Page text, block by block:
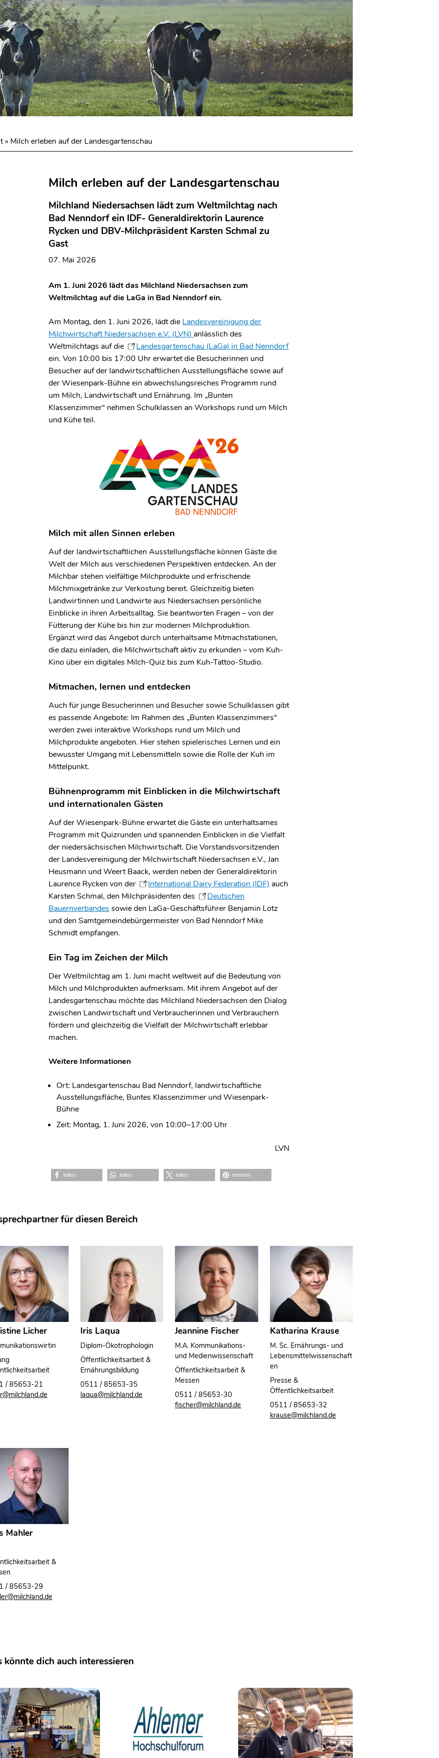
» Milch erleben auf der Landesgartenschau
Milch erleben auf der Landesgartenschau
Milchland Niedersachsen lädt zum Weltmilchtag nach
Bad Nenndorf ein IDF- Generaldirektorin Laurence
Rycken und DBV-Milchpräsident Karsten Schmal zu
Gast
07. Mai 2026
Am 1. Juni 2026 lädt das Milchland Niedersachsen zum
Weltmilchtag auf die LaGa in Bad Nenndorf ein.
Am Montag, den 1. Juni 2026, lädt die Landesvereinigung der
Milchwirtschaft Niedersachsen e.V. (LVN) anlässlich des
Weltmilchtags auf die
Landesgartenschau (LaGa) in Bad Nenndorf
ein. Von 10:00 bis 17:00 Uhr erwartet die Besucherinnen und
Besucher auf der landwirtschaftlichen Ausstellungsfläche sowie auf
der Wiesenpark-Bühne ein abwechslungsreiches Programm rund
um Milch, Landwirtschaft und Ernährung. Im „Bunten
Klassenzimmer“ nehmen Schulklassen an Workshops rund um Milch
und Kühe teil.
Milch mit allen Sinnen erleben
Auf der landwirtschaftlichen Ausstellungsfläche können Gäste die
Welt der Milch aus verschiedenen Perspektiven entdecken. An der
Milchbar stehen vielfältige Milchprodukte und erfrischende
Milchmixgetränke zur Verkostung bereit. Gleichzeitig bieten
Landwirtinnen und Landwirte aus Niedersachsen persönliche
Einblicke in ihren Arbeitsalltag. Sie beantworten Fragen – von der
Fütterung der Kühe bis hin zur modernen Milchproduktion.
Ergänzt wird das Angebot durch unterhaltsame Mitmachstationen,
die dazu einladen, die Milchwirtschaft aktiv zu erkunden – vom Kuh-
Kino über ein digitales Milch-Quiz bis zum Kuh-Tattoo-Studio.
Mitmachen, lernen und entdecken
Auch für junge Besucherinnen und Besucher sowie Schulklassen gibt
es passende Angebote: Im Rahmen des „Bunten Klassenzimmers“
werden zwei interaktive Workshops rund um Milch und
Milchprodukte angeboten. Hier stehen spielerisches Lernen und ein
bewusster Umgang mit Lebensmitteln sowie die Rolle der Kuh im
Mittelpunkt.
Bühnenprogramm mit Einblicken in die Milchwirtschaft
und internationalen Gästen
Auf der Wiesenpark-Bühne erwartet die Gäste ein unterhaltsames
Programm mit Quizrunden und spannenden Einblicken in die Vielfalt
der niedersächsischen Milchwirtschaft. Die Vorstandsvorsitzenden
der Landesvereinigung der Milchwirtschaft Niedersachsen e.V., Jan
Heusmann und Weert Baack, werden neben der Generaldirektorin
Laurence Rycken von der
International Dairy Federation (IDF) auch
Karsten Schmal, den Milchpräsidenten des
Deutschen
Bauernverbandes sowie den LaGa-Geschäftsführer Benjamin Lotz
und den Samtgemeindebürgermeister von Bad Nenndorf Mike
Schmidt empfangen.
Ein Tag im Zeichen der Milch
Der Weltmilchtag am 1. Juni macht weltweit auf die Bedeutung von
Milch und Milchprodukten aufmerksam. Mit ihrem Angebot auf der
Landesgartenschau möchte das Milchland Niedersachsen den Dialog
zwischen Landwirtschaft und Verbraucherinnen und Verbrauchern
fördern und gleichzeitig die Vielfalt der Milchwirtschaft erlebbar
machen.
Weitere Informationen
Ort: Landesgartenschau Bad Nenndorf, landwirtschaftliche
Ausstellungsfläche, Buntes Klassenzimmer und Wiesenpark-
Bühne
Zeit: Montag, 1. Juni 2026, von 10:00–17:00 Uhr
LVN
teilen teilen teilen merken
für diesen Bereich
Licher
/ 85653-21
Iris Laqua
Diplom-Ökotrophologin
Öffentlichkeitsarbeit &
Ernährungsbildung
0511 / 85653-35
laqua@milchland.de
Jeannine Fischer
M.A. Kommunikations-
und Medienwissenschaft
Öffentlichkeitsarbeit &
Messen
0511 / 85653-30
fischer@milchland.de
Katharina Krause
M. Sc. Ernährungs- und
Lebensmittelwissenschaft
en
Presse &
Öffentlichkeitsarbeit
0511 / 85653-32
krause@milchland.de
Mahler
&
/ 85653-29
könnte dich auch interessieren